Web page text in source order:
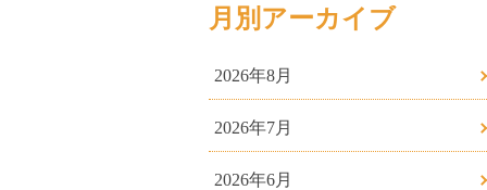
月別アーカイブ
2026年8月
2026年7月
2026年6月